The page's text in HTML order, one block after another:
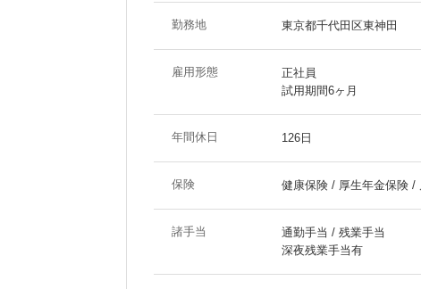
勤務地 東京都千代田区東神田
雇用形態
正社員
試用期間6ヶ月
年間休日 126日
保険 健康保険 / 厚生年金保険 /
諸手当
通勤手当 / 残業手当
深夜残業手当有